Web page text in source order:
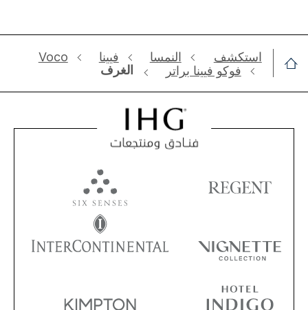
استكشف النمسا فيينا
Voco
فوكو فيينا براتر
الغرف